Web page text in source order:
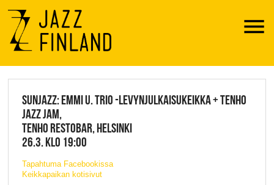
Menu
JAZZ FINLAND LIVE
SUNJAZZ: EMMI U. TRIO -LEVYNJULKAISUKEIKKA + TENHO
JAZZ JAM,
TENHO RESTOBAR, HELSINKI
26.3. KLO 19:00
Tapahtuma Facebookissa
Keikkapaikan kotisivut